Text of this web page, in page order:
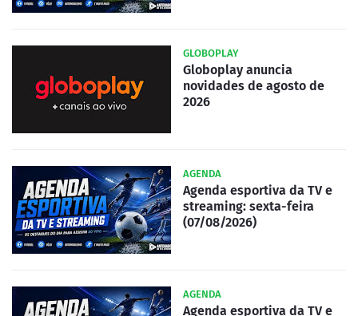
GLOBOPLAY
Globoplay anuncia
novidades de agosto de
2026
AGENDA
Agenda esportiva da TV e
streaming: sexta-feira
(07/08/2026)
AGENDA
Agenda esportiva da TV e